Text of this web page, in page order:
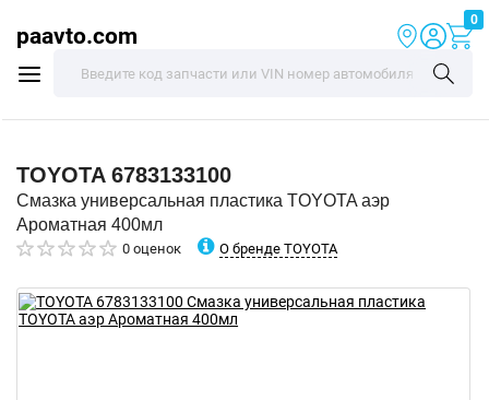
paavto.com
0
TOYOTA 6783133100
Смазка универсальная пластика TOYOTA аэр
Ароматная 400мл
0 оценок О бренде TOYOTA